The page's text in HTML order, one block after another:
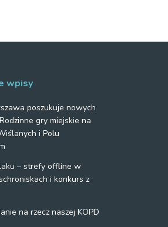
wpisy
poszukuje nowych
gry miejskie na
i Polu
– strefy offline w
i konkurs z
na rzecz naszej KOPD